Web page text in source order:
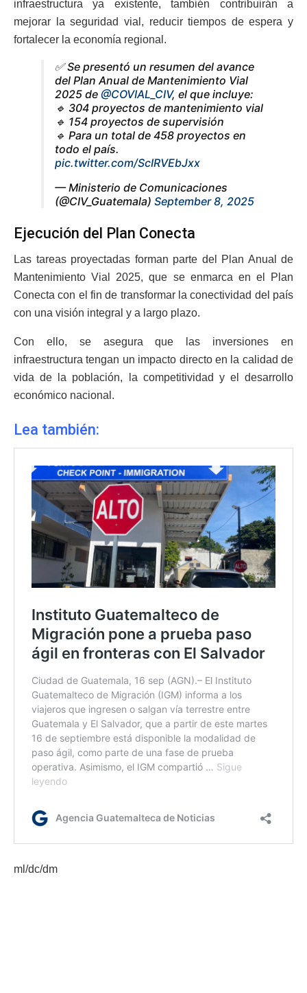
infraestructura ya existente, también contribuirán a
mejorar la seguridad vial, reducir tiempos de espera y
fortalecer la economía regional.
✅ Se presentó un resumen del avance
del Plan Anual de Mantenimiento Vial
2025 de @COVIAL_CIV, el que incluye:
🔹 304 proyectos de mantenimiento vial
🔹 154 proyectos de supervisión
🔹 Para un total de 458 proyectos en
todo el país.
pic.twitter.com/ScIRVEbJxx
— Ministerio de Comunicaciones
(@CIV_Guatemala) September 8, 2025
Ejecución del Plan Conecta
Las tareas proyectadas forman parte del Plan Anual de
Mantenimiento Vial 2025, que se enmarca en el Plan
Conecta con el fin de transformar la conectividad del país
con una visión integral y a largo plazo.
Con ello, se asegura que las inversiones en
infraestructura tengan un impacto directo en la calidad de
vida de la población, la competitividad y el desarrollo
económico nacional.
Lea también:
ml/dc/dm